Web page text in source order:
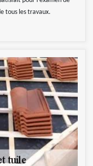
tous les travaux.